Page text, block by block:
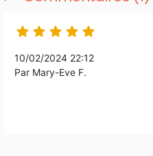
    
10/02/2024 22:12
Par Mary-Eve F.